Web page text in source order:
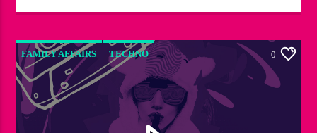
FAMILY AFFAIRS TECHNO 0